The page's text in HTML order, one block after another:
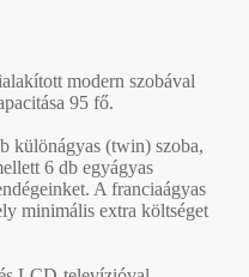
modern szobával
95 fő.
különágyas (twin) szoba,
6 db egyágyas
A franciaágyas
minimális extra költséget